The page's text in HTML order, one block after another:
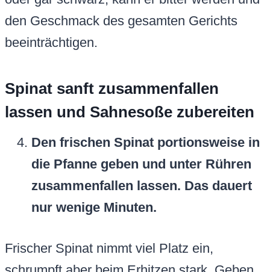
den Geschmack des gesamten Gerichts
beeinträchtigen.
Spinat sanft zusammenfallen
lassen und Sahnesoße zubereiten
Den frischen Spinat portionsweise in
die Pfanne geben und unter Rühren
zusammenfallen lassen. Das dauert
nur wenige Minuten.
Frischer Spinat nimmt viel Platz ein,